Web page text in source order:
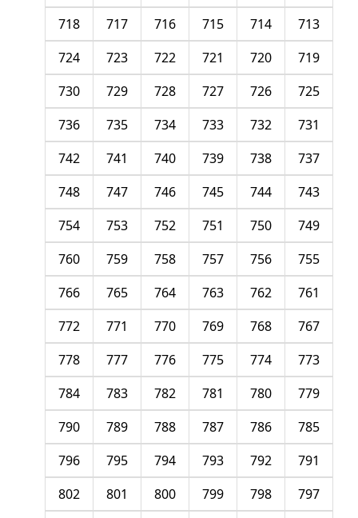
713
714
715
716
717
718
719
720
721
722
723
724
725
726
727
728
729
730
731
732
733
734
735
736
737
738
739
740
741
742
743
744
745
746
747
748
749
750
751
752
753
754
755
756
757
758
759
760
761
762
763
764
765
766
767
768
769
770
771
772
773
774
775
776
777
778
779
780
781
782
783
784
785
786
787
788
789
790
791
792
793
794
795
796
797
798
799
800
801
802